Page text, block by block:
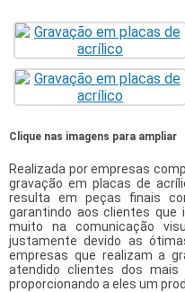
Clique nas imagens para ampliar
Realizada por empresas
gravação em placas de
resulta em peças finais
garantindo aos clientes que
muito na comunicação
justamente devido as
empresas que realizam a
atendido clientes dos mais
proporcionando a eles um